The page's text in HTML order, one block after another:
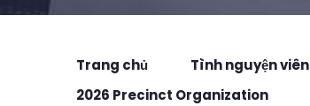
Trang chủ Tình nguyện viên
2026 Precinct Organization